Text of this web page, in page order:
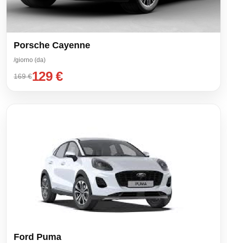
Porsche Cayenne
/giorno (da)
169 €129 €
Ford Puma